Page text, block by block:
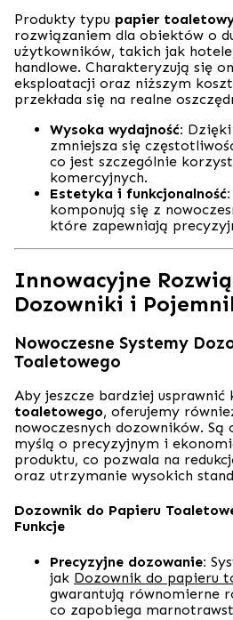
Produkty typu papier
rozwiązaniem dla obiektów o
użytkowników, takich jak
handlowe. Charakteryzują się
eksploatacji oraz niższym
przekłada się na realne
Wysoka wydajność:
zmniejsza się
co jest szczególnie
komercyjnych.
Estetyka i funkcjonalność:
komponują się z
które zapewniają
Innowacyjne
Dozowniki i
Nowoczesne Systemy
Toaletowego
Aby jeszcze bardziej usprawnić
toaletowego, oferujemy
nowoczesnych dozowników.
myślą o precyzyjnym i
produktu, co pozwala na
oraz utrzymanie wysokich
Dozownik do Papieru
Funkcje
Precyzyjne dozowanie:
jak Dozownik do papieru
gwarantują równomierne
co zapobiega